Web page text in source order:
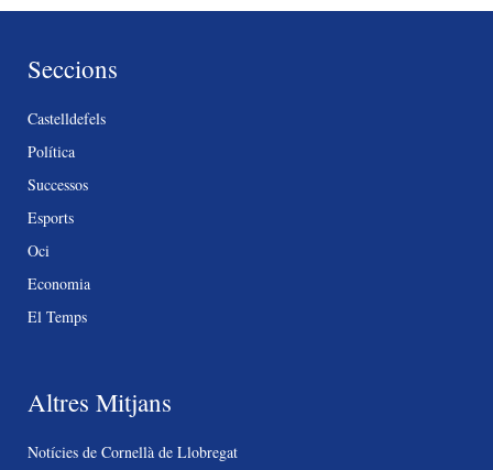
Seccions
Castelldefels
Política
Successos
Esports
Oci
Economia
El Temps
Altres Mitjans
Notícies de Cornellà de Llobregat